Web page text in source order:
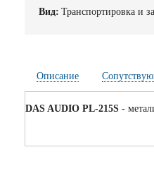
Вид: Транспортировка и
Описание
DAS AUDIO PL-215S -